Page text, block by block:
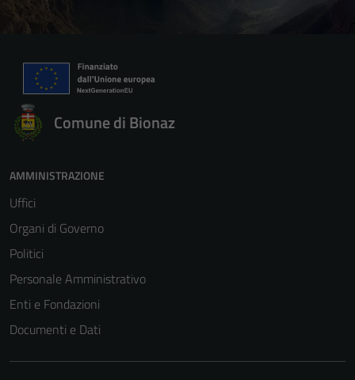
Comune di Bionaz
AMMINISTRAZIONE
Uffici
Organi di Governo
Politici
Personale Amministrativo
Enti e Fondazioni
Documenti e Dati